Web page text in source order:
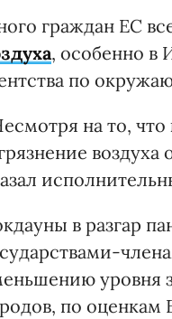
граждан ЕС
, особенно в
по
на то, что
в разгар
уровня
по оценкам